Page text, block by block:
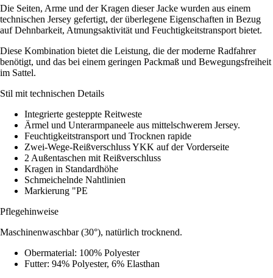
Die Seiten, Arme und der Kragen dieser Jacke wurden aus einem
technischen Jersey gefertigt, der überlegene Eigenschaften in Bezug
auf Dehnbarkeit, Atmungsaktivität und Feuchtigkeitstransport bietet.
Diese Kombination bietet die Leistung, die der moderne Radfahrer
benötigt, und das bei einem geringen Packmaß und Bewegungsfreiheit
im Sattel.
Stil mit technischen Details
Integrierte gesteppte Reitweste
Ärmel und Unterarmpaneele aus mittelschwerem Jersey.
Feuchtigkeitstransport und Trocknen rapide
Zwei-Wege-Reißverschluss YKK auf der Vorderseite
2 Außentaschen mit Reißverschluss
Kragen in Standardhöhe
Schmeichelnde Nahtlinien
Markierung "PE
Pflegehinweise
Maschinenwaschbar (30°), natürlich trocknend.
Obermaterial: 100% Polyester
Futter: 94% Polyester, 6% Elasthan